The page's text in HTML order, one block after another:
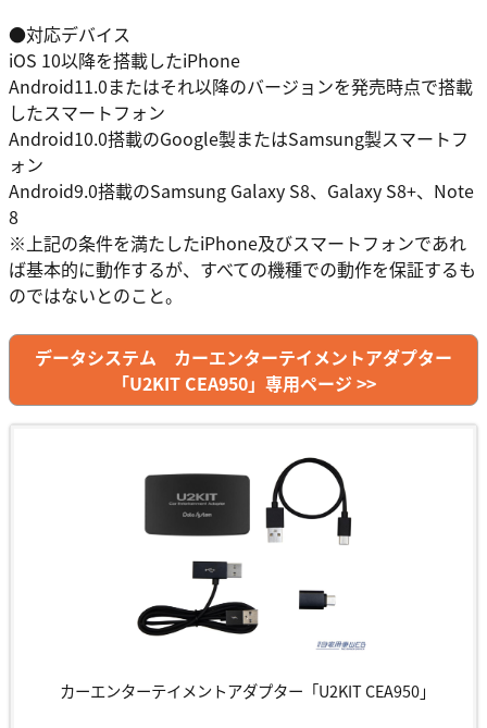
●対応デバイス
iOS 10以降を搭載したiPhone
Android11.0またはそれ以降のバージョンを発売時点で搭載
したスマートフォン
Android10.0搭載のGoogle製またはSamsung製スマートフ
ォン
Android9.0搭載のSamsung Galaxy S8、Galaxy S8+、Note
8
※上記の条件を満たしたiPhone及びスマートフォンであれ
ば基本的に動作するが、すべての機種での動作を保証するも
のではないとのこと。
データシステム カーエンターテイメントアダプター
「U2KIT CEA950」専用ページ >>
カーエンターテイメントアダプター「U2KIT CEA950」